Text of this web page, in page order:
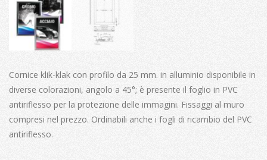
Cornice klik-klak con profilo da 25 mm. in alluminio disponibile in
diverse colorazioni, angolo a 45°; è presente il foglio in PVC
antiriflesso per la protezione delle immagini. Fissaggi al muro
compresi nel prezzo. Ordinabili anche i fogli di ricambio del PVC
antiriflesso.